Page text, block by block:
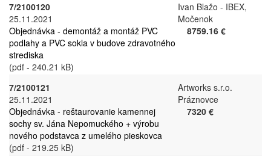
7/2100120
25.11.2021
Objednávka - demontáž a montáž PVC
podlahy a PVC sokla v budove zdravotného
strediska
(pdf - 240.21 kB)
Ivan Blažo - IBEX,
Močenok
8759.16 €
7/2100121
25.11.2021
Objednávka - reštaurovanie kamennej
sochy sv. Jána Nepomuckého + výrobu
nového podstavca z umelého pieskovca
(pdf - 219.25 kB)
Artworks s.r.o.
Práznovce
7320 €